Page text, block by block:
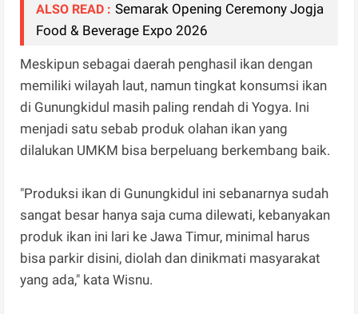
ALSO READ : Semarak Opening Ceremony Jogja
Food & Beverage Expo 2026
Meskipun sebagai daerah penghasil ikan dengan
memiliki wilayah laut, namun tingkat konsumsi ikan
di Gunungkidul masih paling rendah di Yogya. Ini
menjadi satu sebab produk olahan ikan yang
dilalukan UMKM bisa berpeluang berkembang baik.
"Produksi ikan di Gunungkidul ini sebanarnya sudah
sangat besar hanya saja cuma dilewati, kebanyakan
produk ikan ini lari ke Jawa Timur, minimal harus
bisa parkir disini, diolah dan dinikmati masyarakat
yang ada," kata Wisnu.